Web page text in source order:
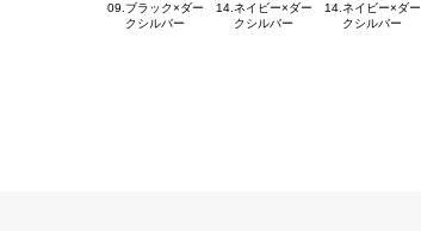
09.ブラック×ダー
クシルバー
14.ネイビー×ダー
クシルバー
14.ネイビー×ダー
クシルバー